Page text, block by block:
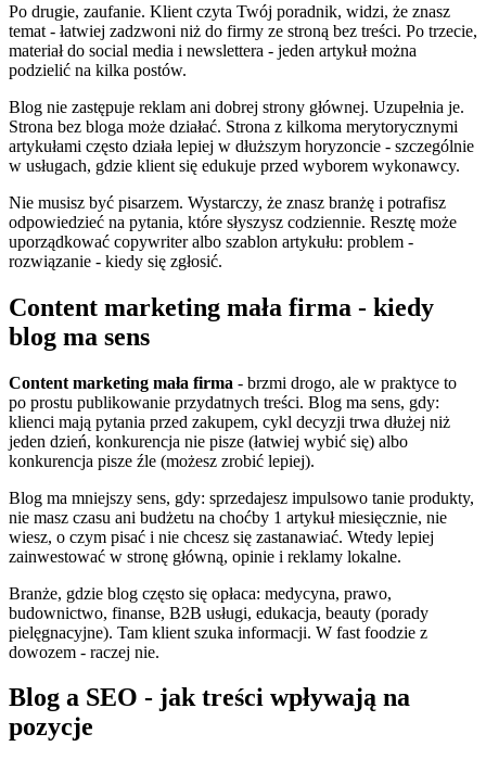
Po drugie, zaufanie. Klient czyta Twój poradnik, widzi, że znasz
temat - łatwiej zadzwoni niż do firmy ze stroną bez treści. Po trzecie,
materiał do social media i newslettera - jeden artykuł można
podzielić na kilka postów.
Blog nie zastępuje reklam ani dobrej strony głównej. Uzupełnia je.
Strona bez bloga może działać. Strona z kilkoma merytorycznymi
artykułami często działa lepiej w dłuższym horyzoncie - szczególnie
w usługach, gdzie klient się edukuje przed wyborem wykonawcy.
Nie musisz być pisarzem. Wystarczy, że znasz branżę i potrafisz
odpowiedzieć na pytania, które słyszysz codziennie. Resztę może
uporządkować copywriter albo szablon artykułu: problem -
rozwiązanie - kiedy się zgłosić.
Content marketing mała firma - kiedy
blog ma sens
Content marketing mała firma - brzmi drogo, ale w praktyce to
po prostu publikowanie przydatnych treści. Blog ma sens, gdy:
klienci mają pytania przed zakupem, cykl decyzji trwa dłużej niż
jeden dzień, konkurencja nie pisze (łatwiej wybić się) albo
konkurencja pisze źle (możesz zrobić lepiej).
Blog ma mniejszy sens, gdy: sprzedajesz impulsowo tanie produkty,
nie masz czasu ani budżetu na choćby 1 artykuł miesięcznie, nie
wiesz, o czym pisać i nie chcesz się zastanawiać. Wtedy lepiej
zainwestować w stronę główną, opinie i reklamy lokalne.
Branże, gdzie blog często się opłaca: medycyna, prawo,
budownictwo, finanse, B2B usługi, edukacja, beauty (porady
pielęgnacyjne). Tam klient szuka informacji. W fast foodzie z
dowozem - raczej nie.
Blog a SEO - jak treści wpływają na
pozycje